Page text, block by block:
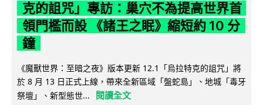
克的詛咒」專訪：巢穴不為提高世界首
領門檻而設 《諸王之眠》縮短約 10 分
鐘
《魔獸世界：至暗之夜》版本更新 12.1「烏拉特克的詛咒」將
於 8 月 13 日正式上線，帶來全新區域「盤蛇島」、地城「毒牙
祭壇」、新型態世...
閱讀全文